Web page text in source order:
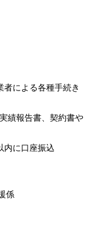
による各種手続き
績報告書、契約書や
内に口座振込
係